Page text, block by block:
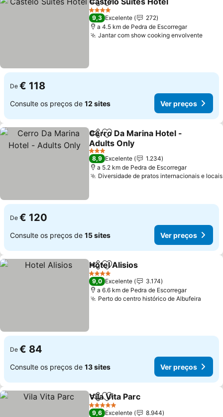
PartilharAdicionar aos favoritos
4 Estrelas
9,3 Excelente
272
a 4.5 km de Pedra de Escorregar
Jantar com show cooking envolventeVer
De € 118
Consulte os preços de 12 sites Ver preços
PartilharAdicionar aos favoritos
Cerro Da Marina Hotel -
Adults Only
Ver preços
3 Estrelas
8,9 Excelente
1.234
a 5.2 km de Pedra de Escorregar
Diversidade de pratos internacionais e locais
De € 120
Consulte os preços de 15 sites Ver preços
PartilharAdicionar aos favoritos
Hotel Alisios
4 Estrelas
9,0 Excelente
3.174
a 6.6 km de Pedra de Escorregar
Perto do centro histórico de Albufeira
De € 84
Consulte os preços de 13 sites Ver preços
PartilharAdicionar aos favoritos
Vila Vita Parc
5 Estrelas
9,6 Excelente
8.944